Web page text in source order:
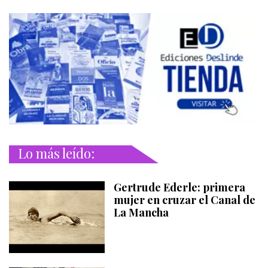
Lo más leído:
Gertrude Ederle: primera
mujer en cruzar el Canal de
La Mancha